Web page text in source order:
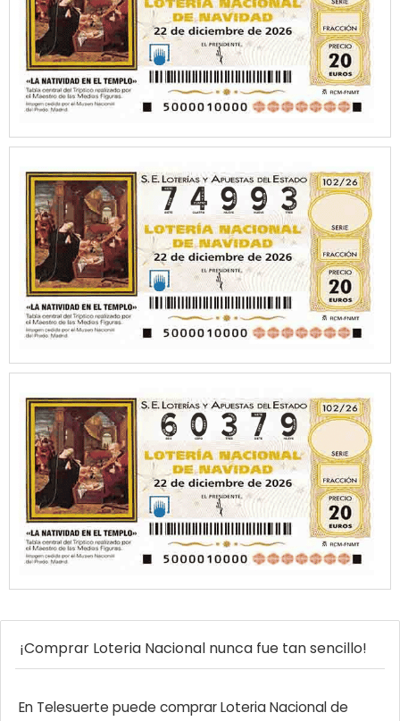
¡Comprar Loteria Nacional nunca fue tan sencillo!
En Telesuerte puede comprar Loteria Nacional de